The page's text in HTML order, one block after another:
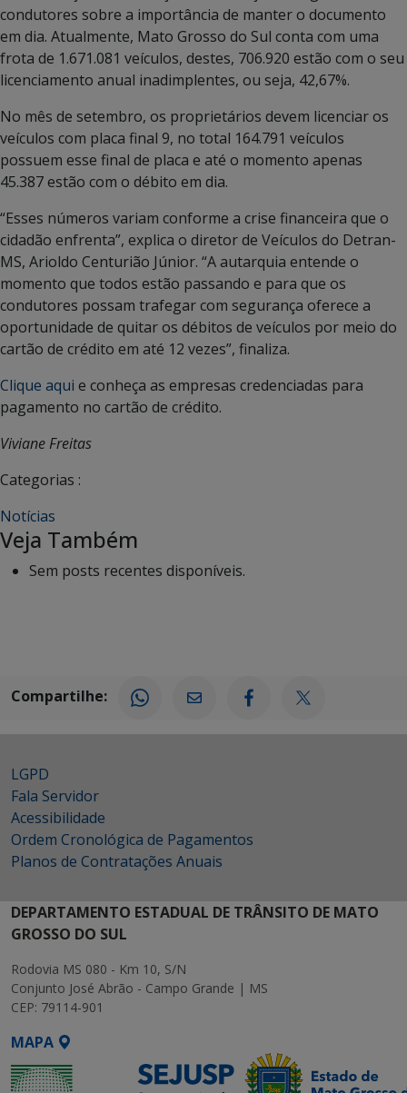
condutores sobre a importância de manter o documento
em dia. Atualmente, Mato Grosso do Sul conta com uma
frota de 1.671.081 veículos, destes, 706.920 estão com o seu
licenciamento anual inadimplentes, ou seja, 42,67%.
No mês de setembro, os proprietários devem licenciar os
veículos com placa final 9, no total 164.791 veículos
possuem esse final de placa e até o momento apenas
45.387 estão com o débito em dia.
“Esses números variam conforme a crise financeira que o
cidadão enfrenta”, explica o diretor de Veículos do Detran-
MS, Arioldo Centurião Júnior. “A autarquia entende o
momento que todos estão passando e para que os
condutores possam trafegar com segurança oferece a
oportunidade de quitar os débitos de veículos por meio do
cartão de crédito em até 12 vezes”, finaliza.
Clique aqui e conheça as empresas credenciadas para
pagamento no cartão de crédito.
Viviane Freitas
Categorias :
Notícias
Veja Também
Sem posts recentes disponíveis.
Compartilhe:
LGPD
Fala Servidor
Acessibilidade
Ordem Cronológica de Pagamentos
Planos de Contratações Anuais
DEPARTAMENTO ESTADUAL DE TRÂNSITO DE MATO
GROSSO DO SUL
Rodovia MS 080 - Km 10, S/N
Conjunto José Abrão - Campo Grande | MS
CEP: 79114-901
MAPA